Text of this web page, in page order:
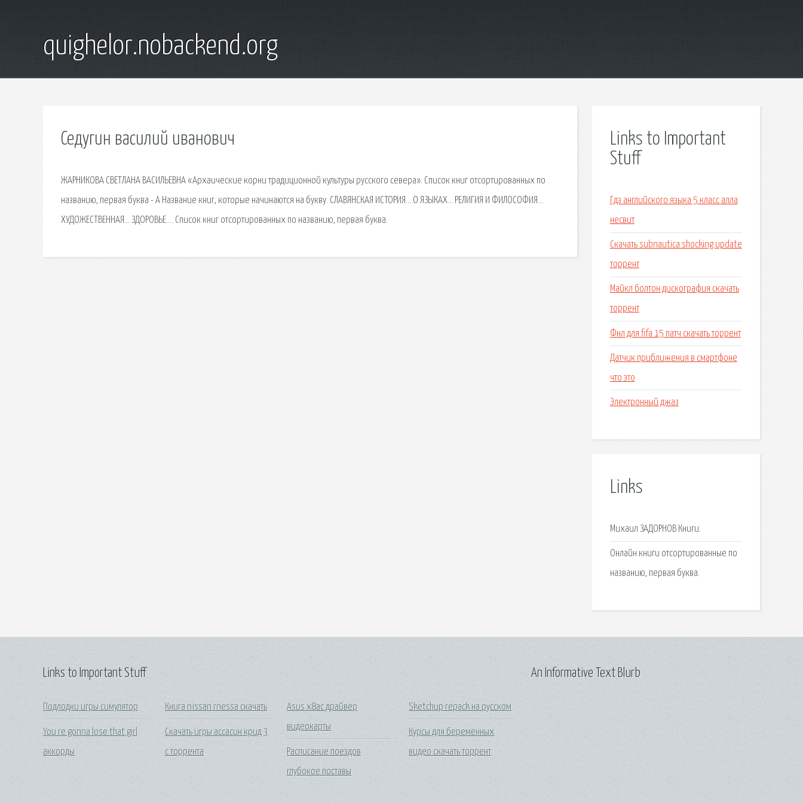
quighelor.nobackend.org
Седугин василий иванович
ЖАРНИКОВА СВЕТЛАНА ВАСИЛЬЕВНА «Архаические корни традиционной культуры русского севера». Список книг отсортированных по
названию, первая буква - А Название книг, которые начинаются на букву. СЛАВЯНСКАЯ ИСТОРИЯ… О ЯЗЫКАХ… РЕЛИГИЯ И ФИЛОСОФИЯ…
ХУДОЖЕСТВЕННАЯ… ЗДОРОВЬЕ…. Список книг отсортированных по названию, первая буква.
Links to Important
Stuff
Гдз английского языка 5 класс алла
несвит
Скачать subnautica shocking update
торрент
Майкл болтон дискография скачать
торрент
Фнл для fifa 15 патч скачать торрент
Датчик приближения в смартфоне
что это
Электронный джаз
Links
Михаил ЗАДОРНОВ Книги.
Онлайн книги отсортированные по
названию, первая буква.
Links to Important Stuff
Подлодки игры симулятор
You re gonna lose that girl
аккорды
Книга nissan rnessa скачать
Скачать игры ассасин крид 3
с торрента
Asus x8ac драйвер
видеокарты
Расписание поездов
глубокое поставы
Sketchup repack на русском
Курсы для беременных
видео скачать торрент
An Informative Text Blurb